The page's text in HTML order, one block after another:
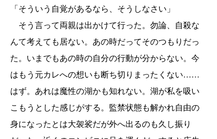
「そういう自覚があるなら、そうしなさい」
そう言って両親は出かけて行った。勿論、自殺な
んて考えても居ない。あの時だってそのつもりだっ
た。いまでもあの時の自分の行動が分からない。今
はもう元カレへの想いも断ち切りまったくない……
はず。あれは魔性の湖かも知れない。湖が私を吸い
こもうとした感じがする。監禁状態も解かれ自由の
身になったとは大袈裟だが外へ出るのも久し振り